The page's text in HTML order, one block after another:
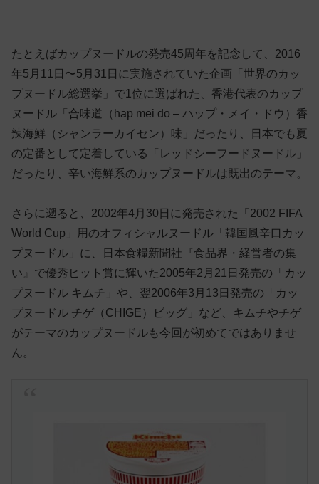
たとえばカップヌードルの発売45周年を記念して、2016
年5月11日〜5月31日に実施されていた企画「世界のカッ
プヌードル総選挙」で1位に選ばれた、香港代表のカップ
ヌードル「合味道（hap mei do – ハップ・メイ・ドウ）香
辣海鮮（シャンラーカイセン）味」だったり、日本でも夏
の定番として定着している「レッドシーフードヌードル」
だったり、辛い海鮮系のカップヌードルは既出のテーマ。
さらに遡ると、2002年4月30日に発売された「2002 FIFA
World Cup」用のオフィシャルヌードル「韓国風辛口カッ
プヌードル」に、日本食糧新聞社『食品界・経営者の集
い』で優秀ヒット賞に輝いた2005年2月21日発売の「カッ
プヌードル キムチ」や、翌2006年3月13日発売の「カッ
プヌードル チゲ（CHIGE）ビッグ」など、キムチやチゲ
がテーマのカップヌードルも今回が初めてではありませ
ん。